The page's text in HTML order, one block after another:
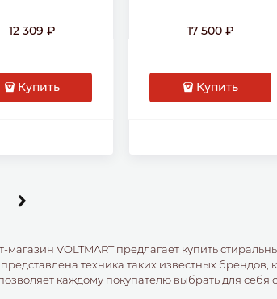
12 309
Купить
17 500
Купить
магазин VOLTMART предлагает купить
представлена техника таких известных
каждому покупателю выбрать для себя